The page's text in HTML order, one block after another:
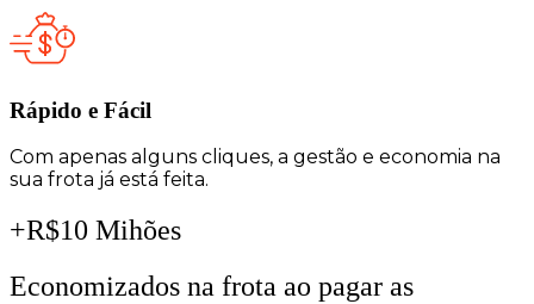
Rápido e Fácil​
Com apenas alguns cliques, a gestão e economia na
sua frota já está feita.
+R$10 Mihões
Economizados na frota ao pagar as